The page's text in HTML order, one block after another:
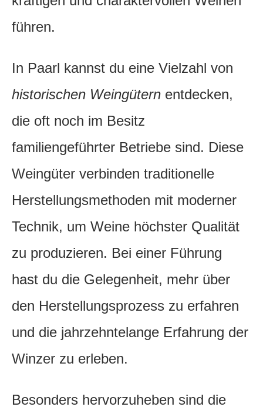
führen.
In Paarl kannst du eine Vielzahl von
historischen Weingütern entdecken,
die oft noch im Besitz
familiengeführter Betriebe sind. Diese
Weingüter verbinden traditionelle
Herstellungsmethoden mit moderner
Technik, um Weine höchster Qualität
zu produzieren. Bei einer Führung
hast du die Gelegenheit, mehr über
den Herstellungsprozess zu erfahren
und die jahrzehntelange Erfahrung der
Winzer zu erleben.
Besonders hervorzuheben sind die